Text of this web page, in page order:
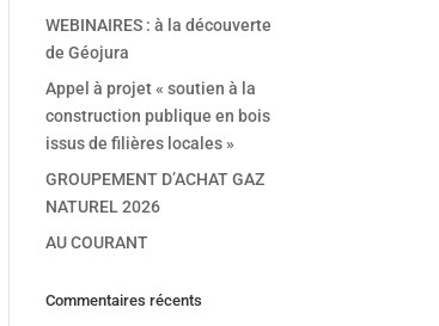
WEBINAIRES : à la découverte
de Géojura
Appel à projet « soutien à la
construction publique en bois
issus de filières locales »
GROUPEMENT D’ACHAT GAZ
NATUREL 2026
AU COURANT
Commentaires récents